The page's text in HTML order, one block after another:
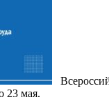
23 мая.